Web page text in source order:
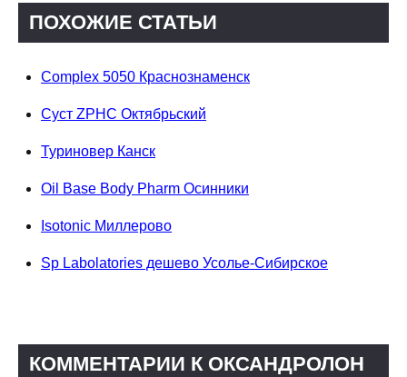
ПОХОЖИЕ СТАТЬИ
Complex 5050 Краснознаменск
Суст ZPHC Октябрьский
Туриновер Канск
Oil Base Body Pharm Осинники
Isotonic Миллерово
Sp Labolatories дешево Усолье-Сибирское
КОММЕНТАРИИ К ОКСАНДРОЛОН